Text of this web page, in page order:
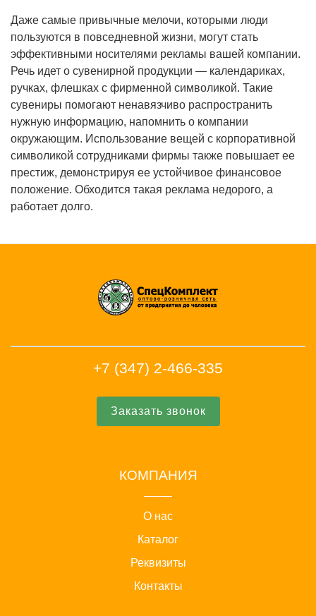
Даже самые привычные мелочи, которыми люди
пользуются в повседневной жизни, могут стать
эффективными носителями рекламы вашей компании.
Речь идет о сувенирной продукции — календариках,
ручках, флешках с фирменной символикой. Такие
сувениры помогают ненавязчиво распространить
нужную информацию, напомнить о компании
окружающим. Использование вещей с корпоративной
символикой сотрудниками фирмы также повышает ее
престиж, демонстрируя ее устойчивое финансовое
положение. Обходится такая реклама недорого, а
работает долго.
+7 (347) 2-466-335
Заказать звонок
КОМПАНИЯ
О нас
Каталог
Реквизиты
Контакты